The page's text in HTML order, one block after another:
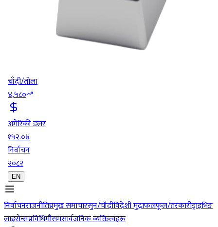
चाँदी/तोला
४,५८०
अमेरिकी डलर
१५२.०४
निर्वाचन
२०८२
EN
निर्वाचनराजनीतिप्रमुख समाचारसुन/चाँदीविदेशी मुद्राफलफूल/तरकारीड्राइभिङ
लाइसेन्सप्रविधिमौसमसार्वजनिक व्यक्तित्वहरू